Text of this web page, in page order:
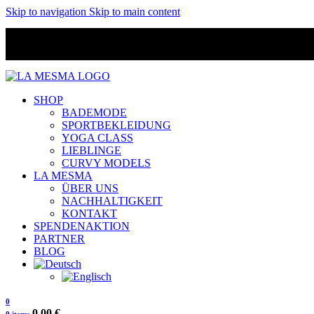
Skip to navigation Skip to main content
SHOP
BADEMODE
SPORTBEKLEIDUNG
YOGA CLASS
LIEBLINGE
CURVY MODELS
LA MESMA
ÜBER UNS
NACHHALTIGKEIT
KONTAKT
SPENDENAKTION
PARTNER
BLOG
0